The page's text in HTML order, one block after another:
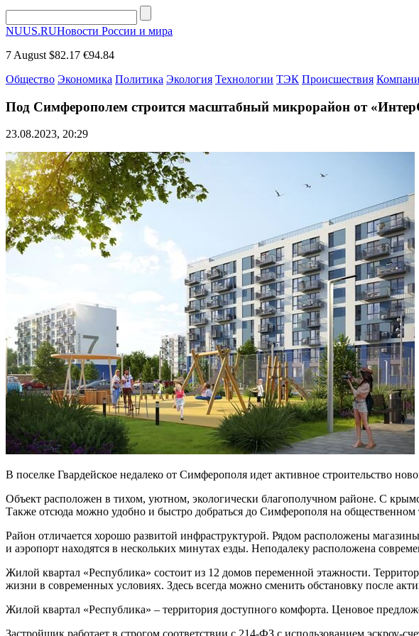
NUUS.RUНовости России и мира
7 August $82.17 €94.84
Общество Экономика Политика Экология Технологии ТЭК Происшествия
Под Симферополем строится масштабный микрорайон от
23.08.2023, 20:29
В поселке Гвардейское недалеко от Симферополя идет активное строительство
Объект расположен в тихом, уютном, экологически благополучном районе. С
Также отсюда можно удобно и быстро добраться до Симферополя на
Район отличается хорошо развитой инфраструктурой. Рядом расположены
и аэропорт находятся в нескольких минутах езды. Неподалеку расположена
Жилой квартал «Республика» состоит из 12 домов переменной этажности.
жизни в современных условиях. Здесь всегда можно сменить обстановку после
Жилой квартал «Республика» – территория доступного комфорта. Ценовое